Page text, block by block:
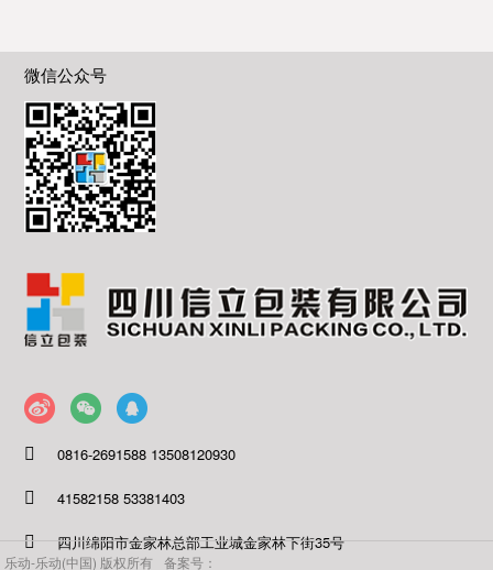
微信公众号
0816-2691588 13508120930
41582158 53381403
四川绵阳市金家林总部工业城金家林下街35号
乐动-乐动(中国) 版权所有 备案号：